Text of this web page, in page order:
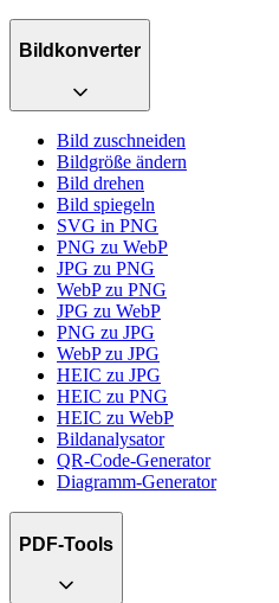
Bildkonverter
Bild zuschneiden
Bildgröße ändern
Bild drehen
Bild spiegeln
SVG in PNG
PNG zu WebP
JPG zu PNG
WebP zu PNG
JPG zu WebP
PNG zu JPG
WebP zu JPG
HEIC zu JPG
HEIC zu PNG
HEIC zu WebP
Bildanalysator
QR-Code-Generator
Diagramm-Generator
PDF-Tools